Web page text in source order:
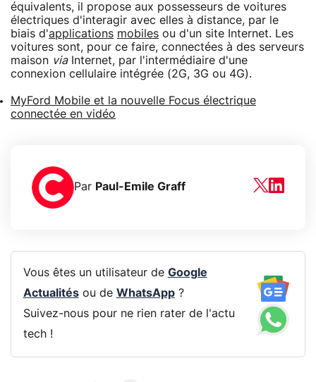
équivalents, il propose aux possesseurs de voitures
électriques d'interagir avec elles à distance, par le
biais d'applications mobiles ou d'un site Internet. Les
voitures sont, pour ce faire, connectées à des serveurs
maison viaInternet, par l'intermédiaire d'une
connexion cellulaire intégrée (2G, 3G ou 4G).
MyFord Mobile et la nouvelle Focus électrique
connectée en vidéo
Par Paul-Emile Graff
Vous êtes un utilisateur de Google
Actualitésou de WhatsApp?
Suivez-nous pour ne rien rater de l'actu
tech !